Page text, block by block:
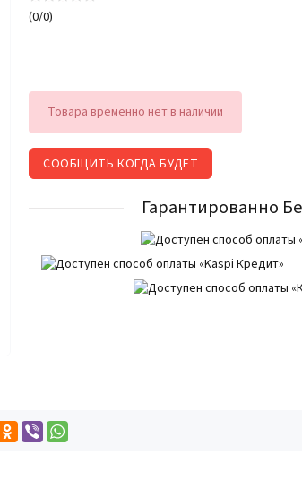
(0/0)
Товара временно нет в наличии
СООБЩИТЬ КОГДА БУДЕТ
Гарантированно